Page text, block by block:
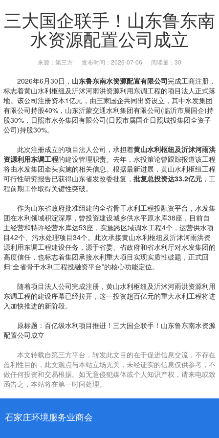
三大国企联手！山东鲁东南
水资源配置公司成立
来源：第三方 发布时间：2026-07-06 阅读量：30
2026年6月30日， 山东鲁东南水资源配置有限公司完成工商注册，
标志着黄山水利枢纽及沂沭河雨洪资源利用东调工程的项目法人正式落
地。该公司注册资本1亿元，由三家国企共同出资设立，其中水发集团
有限公司持股40%，山东沂蒙交通水利集团有限公司(临沂市属国企)持
股30%，日照市水务集团有限公司(日照市属国企日照城投集团全资子
公司)持股30%。
此次注册成立的项目法人公司，承担着黄山水利枢纽及沂沭河雨洪
资源利用东调工程的建设管理职责。去年，水投策论曾跟踪报道该工程
将由水发集团牵头实施的相关信息。根据最新进展，黄山水利枢纽工程
可行性研究报告已获得山东省发改委批复， 批复总投资达33.2亿元，工
程前期工作取得关键性突破。
作为山东省政府批准组建的全省骨干水利工程投融资平台，水发集
团在水利领域积淀深厚，曾投资建设城乡供水平原水库38座，目前自
主经营和特许经营水库达53座，实施跨区域调水工程4个，运营供水项
目42个、污水处理项目34个。此次承接黄山水利枢纽及沂沭河雨洪资
源利用东调工程建设任务，源于省委、省政府和省水利厅对水发集团的
高度信任，也标志着集团承接水利重大项目实现实质性破题，正式回
归“全省骨干水利工程投融资平台”的核心功能定位。
随着项目法人公司完成注册，黄山水利枢纽及沂沭河雨洪资源利用
东调工程的建设序幕已经拉开，这一投资超百亿元的重大水利工程将进
入加快推进的新阶段。
原标题：百亿级水利项目推进！三大国企联手！山东鲁东南水资源
配置公司成立
本文转载自第三方平台，转发此文目的在于促进信息交流，不存在
盈利性目的，此文观点与本站立场无关，未经证实的信息仅供参考，不
做任何投资和交易根据。如无意侵犯媒体或个人知识产权，请来电或致
函告之，本站将在第一时间处理。
石家庄环境服务业商会